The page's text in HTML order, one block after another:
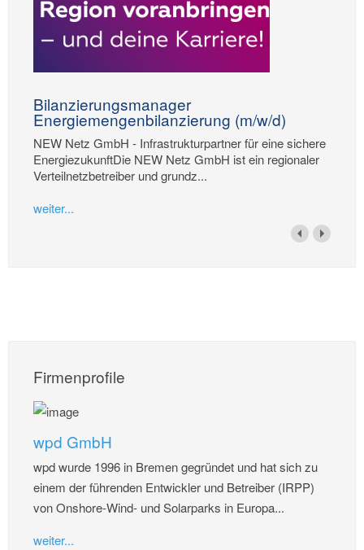
Bilanzierungsmanager
Energiemengenbilanzierung (m/w/d)
NEW Netz GmbH - Infrastrukturpartner für eine sichere
EnergiezukunftDie NEW Netz GmbH ist ein regionaler
Verteilnetzbetreiber und grundz...
weiter...
Firmenprofile
wpd GmbH
wpd wurde 1996 in Bremen gegründet und hat sich zu
einem der führenden Entwickler und Betreiber (IRPP)
von Onshore-Wind- und Solarparks in Europa...
weiter...